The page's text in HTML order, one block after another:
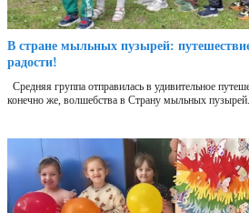
В стране мыльных пузырей:
радости!
Средняя группа отправилась в удивительное
конечно же, волшебства в Страну мыльных